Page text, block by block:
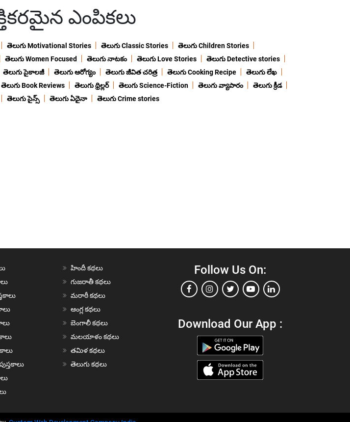
ఎంపికలు
తెలుగు Motivational Stories తెలుగు Classic Stories
తెలుగు Children Stories
తెలుగు Women Focused తెలుగు నాటకం తెలుగు Love Stories
తెలుగు Detective stories
తెలుగు సైకాలజీ తెలుగు ఆరోగ్యం తెలుగు జీవిత చరిత్ర తెలుగు Cooking Recipe
తెలుగు లేఖ
తెలుగు Book Reviews తెలుగు థ్రిల్లర్ తెలుగు Science-Fiction తెలుగు వ్యాపారం
తెలుగు క్రీడ
తెలుగు సైన్స్ తెలుగు ఏదైనా తెలుగు Crime stories
హిందీ కథలు
గుజరాతీ కథలు
మరాఠీ కథలు
ఆంగ్ల కథలు
బెంగాలీ కథలు
మలయాళం కథలు
తమిళ కథలు
తెలుగు కథలు
Follow Us On:
Download Our App :